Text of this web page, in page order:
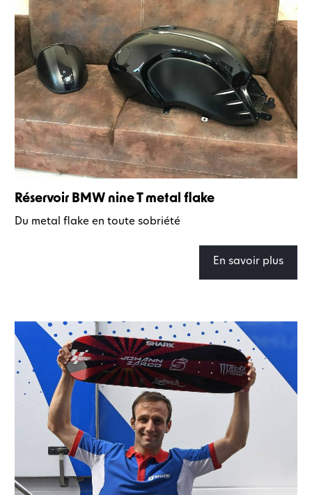
Réservoir BMW nine T metal flake
Du metal flake en toute sobriété
En savoir plus